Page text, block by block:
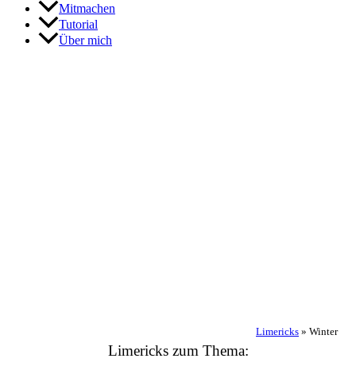
Mitmachen
Tutorial
Über mich
Limericks » Winter
Limericks zum Thema: